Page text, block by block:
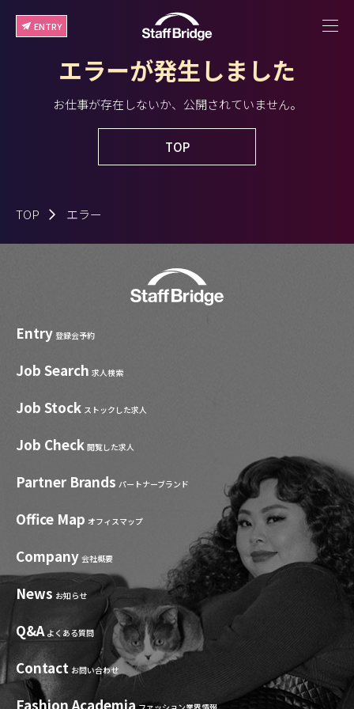
ENTRY
エラーが発生しました
お仕事が存在しないか、公開されていません。
TOP
TOP エラー
Entry 登録会予約
Job Search 求人検索
Job Stock ストックした求人
Job Check 閲覧した求人
Partner Brands パートナーブランド
Office Map オフィスマップ
Company 会社概要
News お知らせ
Q&A よくある質問
Contact お問い合わせ
Fashion Academia